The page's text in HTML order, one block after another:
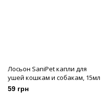
Лосьон SaniPet капли для
ушей кошкам и собакам, 15мл
59 грн